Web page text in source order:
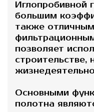
Иглопробивной
большим
также
позволяет
строительстве,
Основными
полотна